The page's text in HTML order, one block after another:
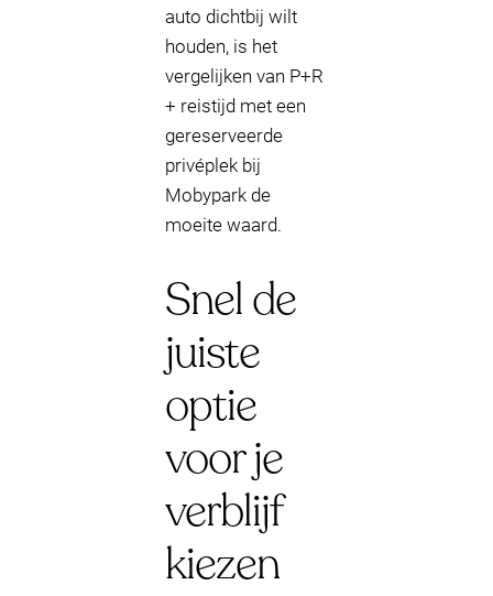
auto dichtbij wilt
houden, is het
vergelijken van P+R
+ reistijd met een
gereserveerde
privéplek bij
Mobypark de
moeite waard.
Snel de
juiste
optie
voor je
verblijf
kiezen